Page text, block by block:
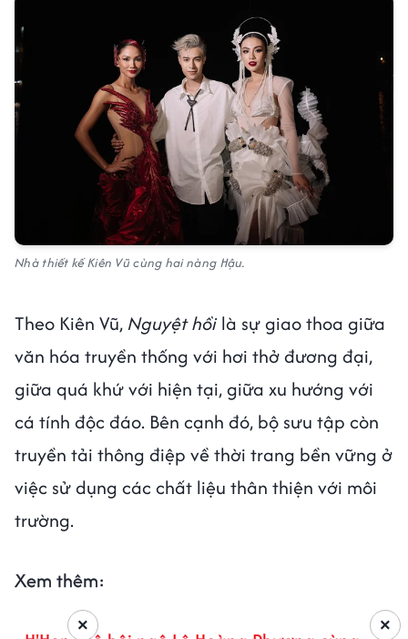
Nhà thiết kế Kiên Vũ cùng hai nàng Hậu.
Theo Kiên Vũ, Nguyệt hồilà sự giao thoa giữa
văn hóa truyền thống với hơi thở đương đại,
giữa quá khứ với hiện tại, giữa xu hướng với
cá tính độc đáo. Bên cạnh đó, bộ sưu tập còn
truyền tải thông điệp về thời trang bền vững ở
việc sử dụng các chất liệu thân thiện với môi
trường.
Xem thêm:
×
×